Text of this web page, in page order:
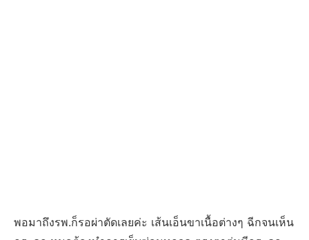
พอมาถึงรพ.ก็รอผ่าตัดเลยค่ะ เส้นเอ็นขาเนื้อต่างๆ ฉีกจนเห็น